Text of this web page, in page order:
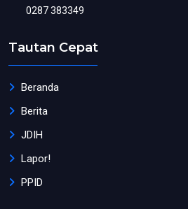
0287 383349
Tautan Cepat
Beranda
Berita
JDIH
Lapor!
PPID